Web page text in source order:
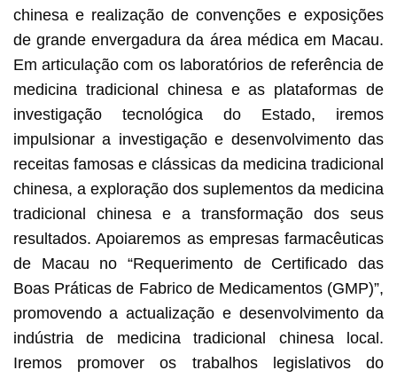
chinesa e realização de convenções e exposições
de grande envergadura da área médica em Macau.
Em articulação com os laboratórios de referência de
medicina tradicional chinesa e as plataformas de
investigação tecnológica do Estado, iremos
impulsionar a investigação e desenvolvimento das
receitas famosas e clássicas da medicina tradicional
chinesa, a exploração dos suplementos da medicina
tradicional chinesa e a transformação dos seus
resultados. Apoiaremos as empresas farmacêuticas
de Macau no “Requerimento de Certificado das
Boas Práticas de Fabrico de Medicamentos (GMP)”,
promovendo a actualização e desenvolvimento da
indústria de medicina tradicional chinesa local.
Iremos promover os trabalhos legislativos do